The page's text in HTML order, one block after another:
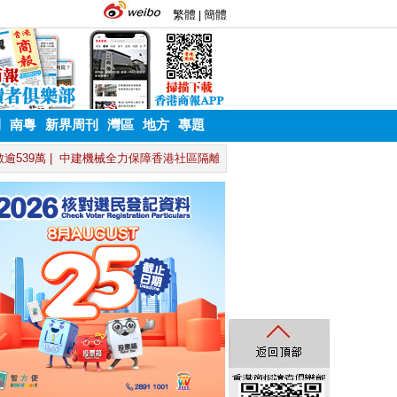
南粵 新界周刊 灣區 地方 專題